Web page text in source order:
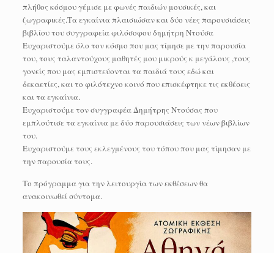
πλήθος κόσμου γέμισε με φωνές παιδιών μουσικές, και
ζωγραφικές.Τα εγκαίνια πλαισιώσαν και δύο νέες παρουσιάσεις
βιβλίου του συγγραφεία φιλόσοφου δημήτρη Ντούσα
Ευχαριστούμε όλο τον κόσμο που μας τίμησε με την παρουσία
του, τους ταλαντούχους μαθητές μου μικρούς κ μεγάλους ,τους
γονείς που μας εμπιστεύονται τα παιδιά τους εδώ και
δεκαετίες, και το φιλότεχνο κοινό που επισκέφτηκε τις εκθέσεις
και τα εγκαίνια.
Ευχαριστούμε τον συγγραφέα Δημήτρης Ντούσας που
εμπλούτισε τα εγκαίνια με δύο παρουσιάσεις των νέων βιβλίων
του.
Ευχαριστούμε τους εκλεγμένους του τόπου που μας τίμησαν με
την παρουσία τους.
Το πρόγραμμα για την λειτουργία των εκθέσεων θα
ανακοινωθεί σύντομα.